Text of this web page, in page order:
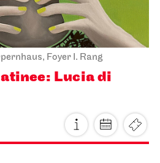
Foyer I. Rang
Lucia di